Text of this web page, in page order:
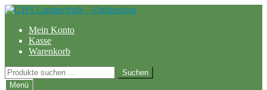
Zur
springen
Zum
springenMein Konto
Kasse
Warenkorb
Suchen
nach:
Suchen
Menü